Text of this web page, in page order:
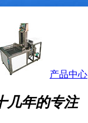
产品中心
几年的专注